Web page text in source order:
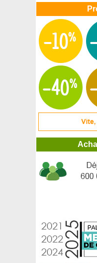
Bergamotier,
Bergénie à feuilles
Bergénie blanche à
Bignone Indian
Bignone jaune
Bignone rouge
Bignone Stromboli
Bois bouton,
Bougainvillier 2
Bougainvillier blanc
Bougainvillier mauve
Bougainvillier orange
Bougainvillier rouge
Bouleau à papier
Bouleau de Chichibu
Bouleau de l'Himalaya
Bourdaine érigée à
Bourrache
Bruyère de
Bruyère de Corse,